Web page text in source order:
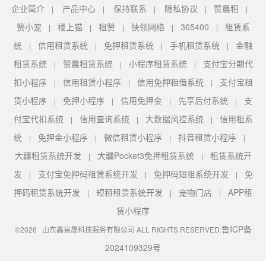
企业简介 | 产品中心 | 保持联系 | 隐私协议 | 赞晨租 |
赞小宠 | 楼上猫| 租赞 | 快领网络| 365400 | 租赁系
统 | 信用租赁系统 | 免押租赁系统 | 手机租赁系统 | 金融
租赁系统| 赞晨租赁系统| 小程序租赁系统| 支付宝分期代
扣小程序| 信用租赁小程序| 信用免押租借系统| 支付宝租
赁小程序 | 免押小程序 | 信用免押金 | 先享后付系统 | 支
付宝代扣系统| 信用查询系统| 大数据风控系统| 信用租系
统 | 免押金小程序 | 微信租赁小程序 | 抖音租赁小程序 |
大疆租赁系统开发 | 大疆Pocket3免押租赁系统| 租赁系统开
发 | 支付宝免押码租赁系统开发 | 免押码短租系统开发 | 免
押码租赁系统开发 | 短租租赁系统开发 | 宠物门店 | APP租
赁小程序
©2026 山东鑫易晟科技服务有限公司 ALL RIGHTS RESERVED.鲁ICP备
2024109329号